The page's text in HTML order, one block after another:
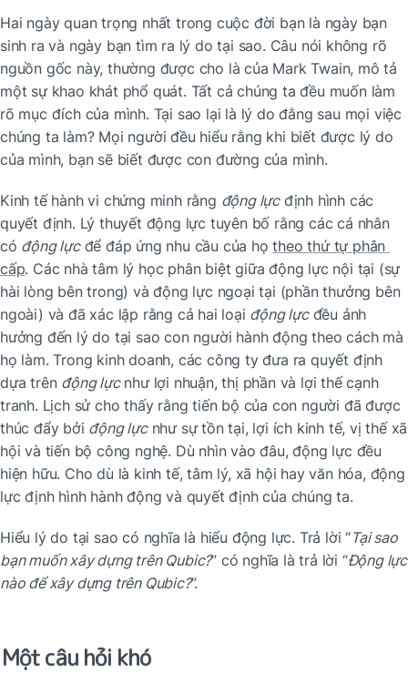
Hai ngày quan trọng nhất trong cuộc đời bạn là ngày bạn
sinh ra và ngày bạn tìm ra lý do tại sao. Câu nói không rõ
nguồn gốc này, thường được cho là của Mark Twain, mô tả
một sự khao khát phổ quát. Tất cả chúng ta đều muốn làm
rõ mục đích của mình. Tại sao lại là lý do đằng sau mọi việc
chúng ta làm? Mọi người đều hiểu rằng khi biết được lý do
của mình, bạn sẽ biết được con đường của mình.
Kinh tế hành vi chứng minh rằng động lực định hình các
quyết định. Lý thuyết động lực tuyên bố rằng các cá nhân
có động lực để đáp ứng nhu cầu của họ theo thứ tự phân
cấp. Các nhà tâm lý học phân biệt giữa động lực nội tại (sự
hài lòng bên trong) và động lực ngoại tại (phần thưởng bên
ngoài) và đã xác lập rằng cả hai loại động lực đều ảnh
hưởng đến lý do tại sao con người hành động theo cách mà
họ làm. Trong kinh doanh, các công ty đưa ra quyết định
dựa trên động lực như lợi nhuận, thị phần và lợi thế cạnh
tranh. Lịch sử cho thấy rằng tiến bộ của con người đã được
thúc đẩy bởi động lực như sự tồn tại, lợi ích kinh tế, vị thế xã
hội và tiến bộ công nghệ. Dù nhìn vào đâu, động lực đều
hiện hữu. Cho dù là kinh tế, tâm lý, xã hội hay văn hóa, động
lực định hình hành động và quyết định của chúng ta.
Hiểu lý do tại sao có nghĩa là hiểu động lực. Trả lời “Tại sao
bạn muốn xây dựng trên Qubic?” có nghĩa là trả lời “Động lực
nào để xây dựng trên Qubic?”.
Một câu hỏi khó